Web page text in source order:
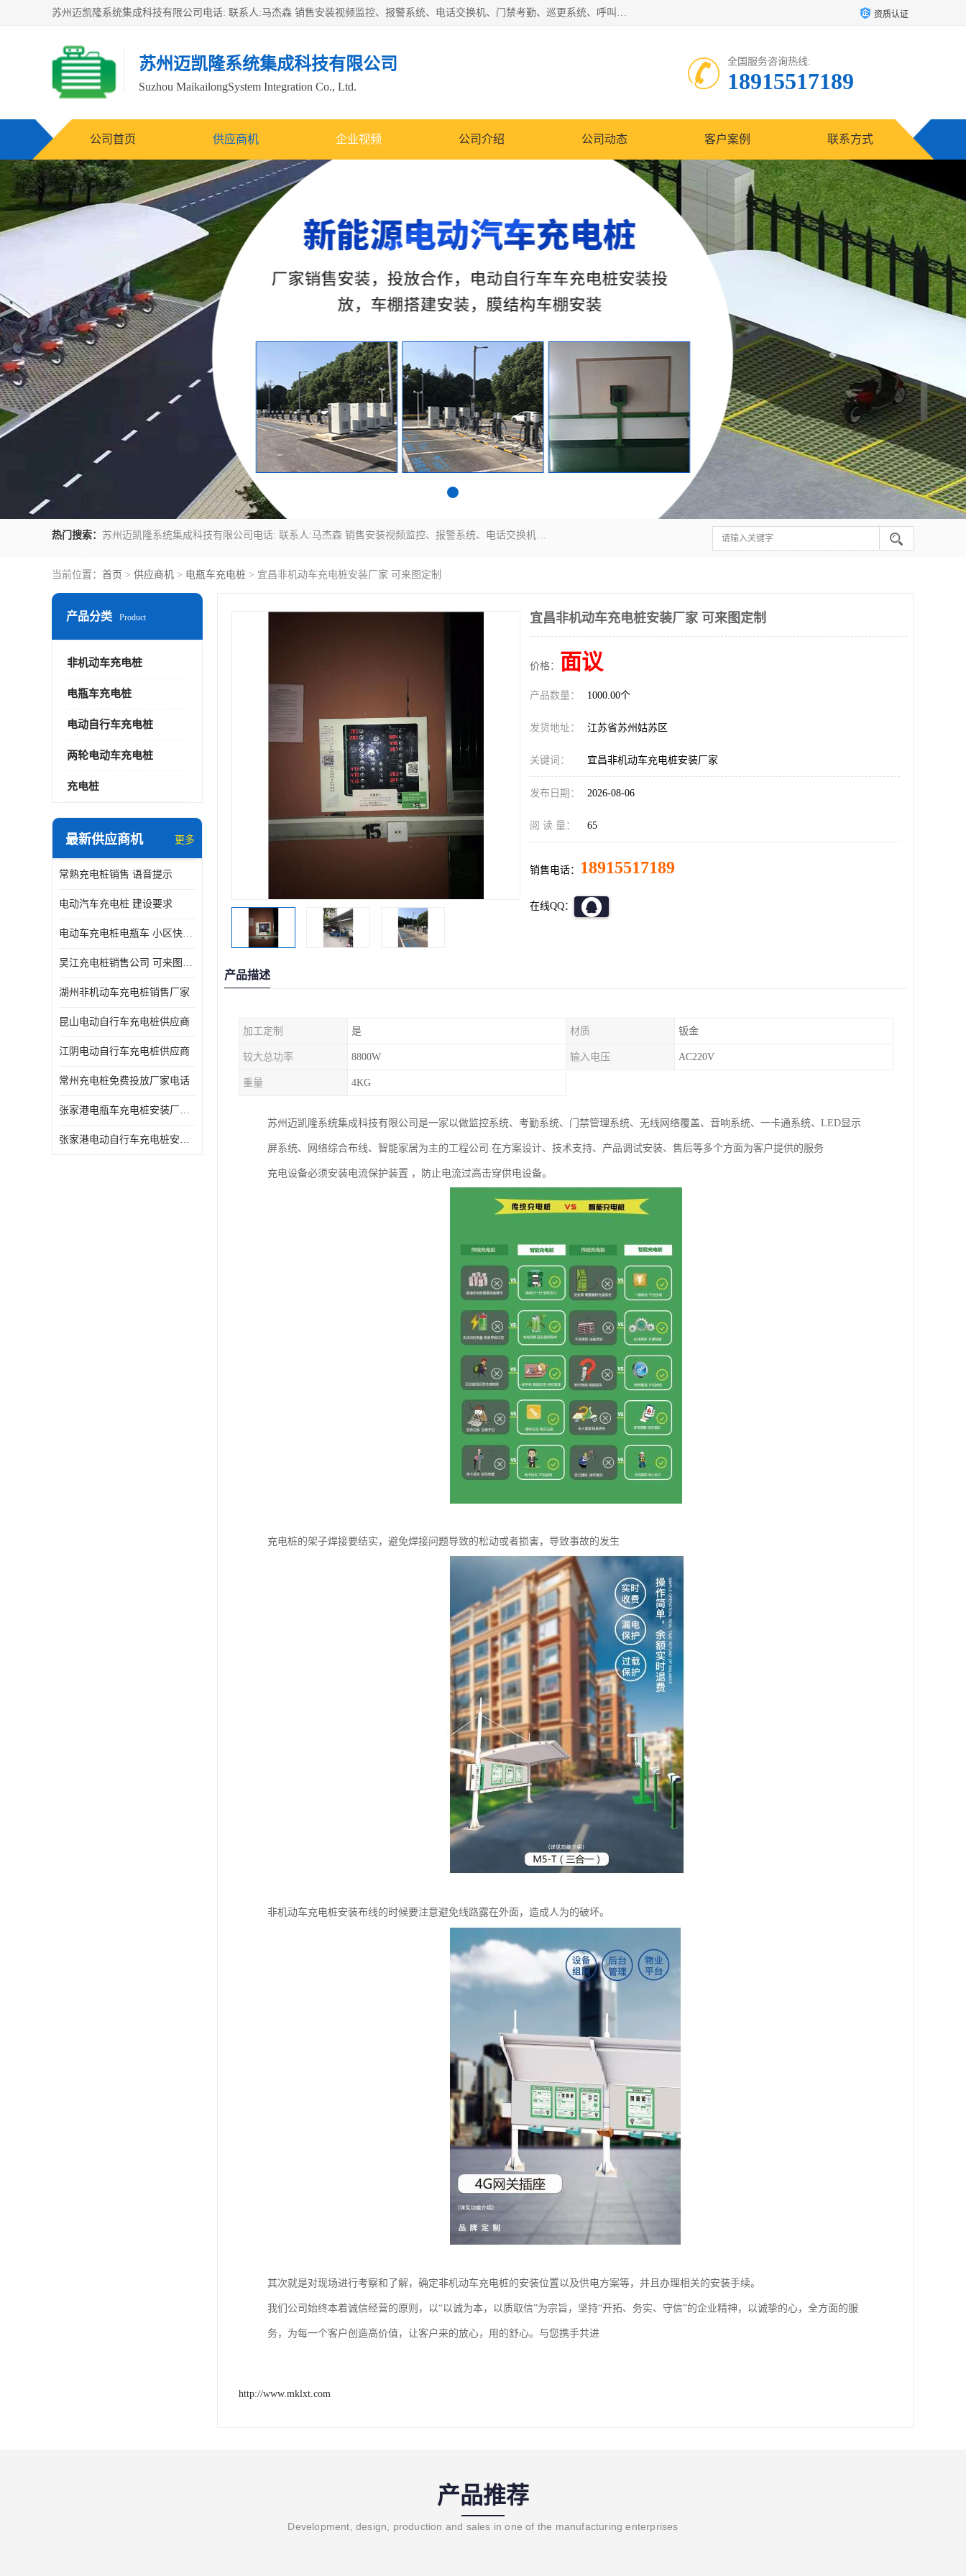
苏州迈凯隆系统集成科技有限公司电话: 联系人:马杰森 销售安装视频监控、报警系统、电话交换机、门禁考勤、巡更系统、呼叫对讲系统、停车场道闸、智能家居、广播系统、综合布线、办公设备、电子商务软件、网络工程、酒店门锁系列 系统集成、VOD视频点播、LED显示屏、节能产品、USP电源、收银机等弱电及智能化项目。 资质认证
苏州迈凯隆系统集成科技有限公司
Suzhou MaikailongSystem Integration Co., Ltd.
全国服务咨询热线:
18915517189
公司首页 供应商机 企业视频 公司介绍 公司动态 客户案例 联系方式
热门搜索： 苏州迈凯隆系统集成科技有限公司电话: 联系人:马杰森 销售安装视频监控、报警系统、电话交换机、门禁考勤、巡更系统、呼叫对讲系统、停车场道闸、智能家居、广播系统、综合布线、办公设备、电子商务软件、网络工程、酒店门锁系列 系统集成、VOD视频点播、LED显示屏、节能产品、USP电源、收银机等弱电及智能化项目。
当前位置： 首页 > 供应商机 > 电瓶车充电桩 > 宜昌非机动车充电桩安装厂家 可来图定制
产品分类 Product
非机动车充电桩
电瓶车充电桩
电动自行车充电桩
两轮电动车充电桩
充电桩
最新供应商机 更多
常熟充电桩销售 语音提示
电动汽车充电桩 建设要求
电动车充电桩电瓶车 小区快速电动自行车充电站
吴江充电桩销售公司 可来图定制
湖州非机动车充电桩销售厂家
昆山电动自行车充电桩供应商
江阴电动自行车充电桩供应商
常州充电桩免费投放厂家电话
张家港电瓶车充电桩安装厂家电话
张家港电动自行车充电桩安装供货商
宜昌非机动车充电桩安装厂家 可来图定制
价格： 面议
产品数量： 1000.00个
发货地址： 江苏省苏州姑苏区
关键词： 宜昌非机动车充电桩安装厂家
发布日期： 2026-08-06
阅 读 量： 65
销售电话： 18915517189
在线QQ：
产品描述
加工定制 是 材质 钣金
较大总功率 8800W 输入电压 AC220V
重量 4KG
苏州迈凯隆系统集成科技有限公司是一家以做监控系统、考勤系统、门禁管理系统、无线网络覆盖、音响系统、一卡通系统、LED显示
屏系统、网络综合布线、智能家居为主的工程公司.在方案设计、技术支持、产品调试安装、售后等多个方面为客户提供的服务
充电设备必须安装电流保护装置 ，防止电流过高击穿供电设备。
充电桩的架子焊接要结实，避免焊接问题导致的松动或者损害，导致事故的发生
非机动车充电桩安装布线的时候要注意避免线路露在外面，造成人为的破坏。
其次就是对现场进行考察和了解，确定非机动车充电桩的安装位置以及供电方案等，并且办理相关的安装手续。
我们公司始终本着诚信经营的原则，以“以诚为本，以质取信”为宗旨，坚持“开拓、务实、守信”的企业精神，以诚挚的心，全方面的服
务，为每一个客户创造高价值，让客户来的放心，用的舒心。与您携手共进
http://www.mklxt.com
产品推荐
Development, design, production and sales in one of the manufacturing enterprises